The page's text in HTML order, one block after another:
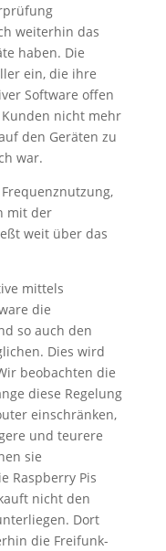
weiterhin das
haben. Die
ein, die ihre
Software offen
nicht mehr
den Geräten zu
war.
mit der
weit über das
mittels
die
so auch den
Dies wird
beobachten die
diese Regelung
einschränken,
und teurere
sie
Raspberry Pis
nicht den
Dort
die Freifunk-